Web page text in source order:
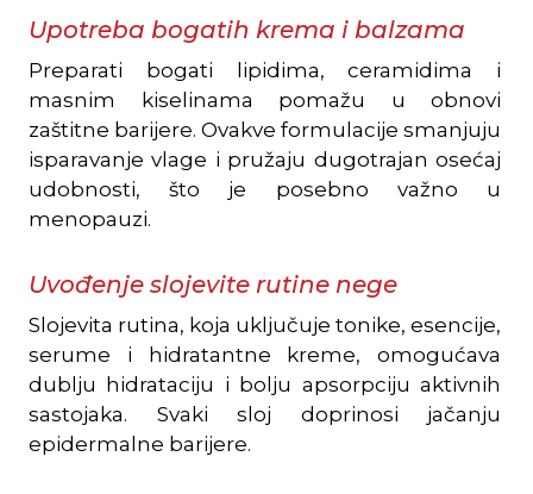
Upotreba bogatih krema i balzama
Preparati bogati lipidima, ceramidima i
masnim kiselinama pomažu u obnovi
zaštitne barijere. Ovakve formulacije smanjuju
isparavanje vlage i pružaju dugotrajan osećaj
udobnosti, što je posebno važno u
menopauzi.
Uvođenje slojevite rutine nege
Slojevita rutina, koja uključuje tonike, esencije,
serume i hidratantne kreme, omogućava
dublju hidrataciju i bolju apsorpciju aktivnih
sastojaka. Svaki sloj doprinosi jačanju
epidermalne barijere.